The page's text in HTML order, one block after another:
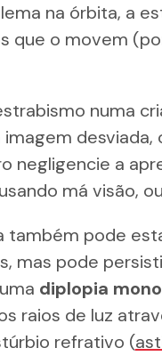
na órbita, a
que o movem
numa
desviada,
negligencie a
má visão,
também pode
mas pode
diplopia
raios de luz
refrativo (